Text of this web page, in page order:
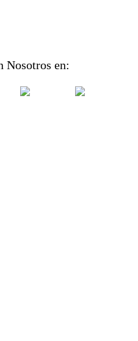
Nosotros en: